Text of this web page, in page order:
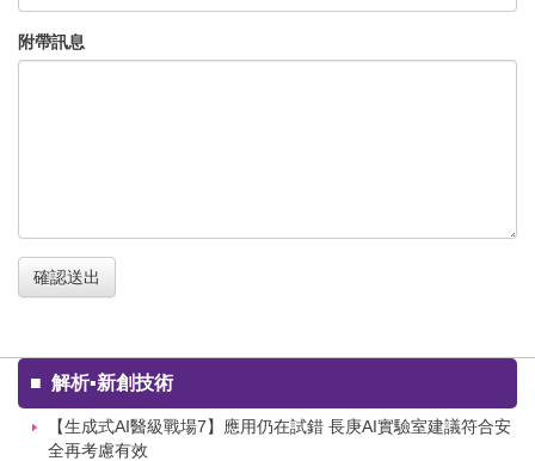
附帶訊息
確認送出
■ 解析▪新創技術
【生成式AI醫級戰場7】應用仍在試錯 長庚AI實驗室建議符合安
全再考慮有效